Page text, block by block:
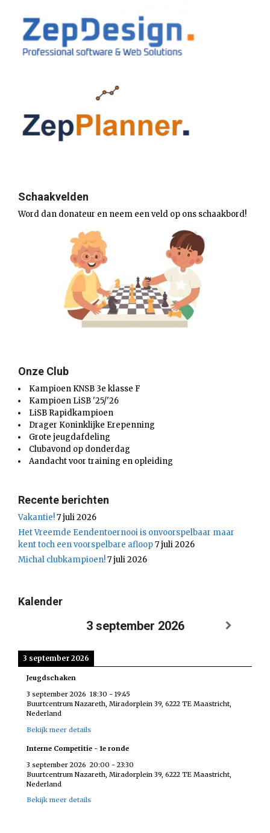
Schaakvelden
Word dan donateur en neem een veld op ons schaakbord!
Onze Club
Kampioen KNSB 3e klasse F
Kampioen LiSB '25/'26
LiSB Rapidkampioen
Drager Koninklijke Erepenning
Grote jeugdafdeling
Clubavond op donderdag
Aandacht voor training en opleiding
Recente berichten
Vakantie!7 juli 2026
Het Vreemde Eendentoernooi is onvoorspelbaar maar
kent toch een voorspelbare afloop7 juli 2026
Michal clubkampioen!7 juli 2026
Kalender
3 september 2026
3 september 2026
Jeugdschaken
3 september 2026 18:30 - 19:45
Buurtcentrum Nazareth, Miradorplein 39, 6222 TE Maastricht,
Nederland
Bekijk meer details
Interne Competitie - 1e ronde
3 september 2026 20:00 - 23:30
Buurtcentrum Nazareth, Miradorplein 39, 6222 TE Maastricht,
Nederland
Bekijk meer details